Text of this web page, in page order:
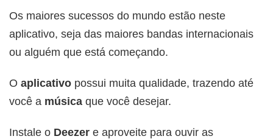
Os maiores sucessos do mundo estão neste
aplicativo, seja das maiores bandas internacionais
ou alguém que está começando.
O aplicativo possui muita qualidade, trazendo até
você a música que você desejar.
Instale o Deezer e aproveite para ouvir as